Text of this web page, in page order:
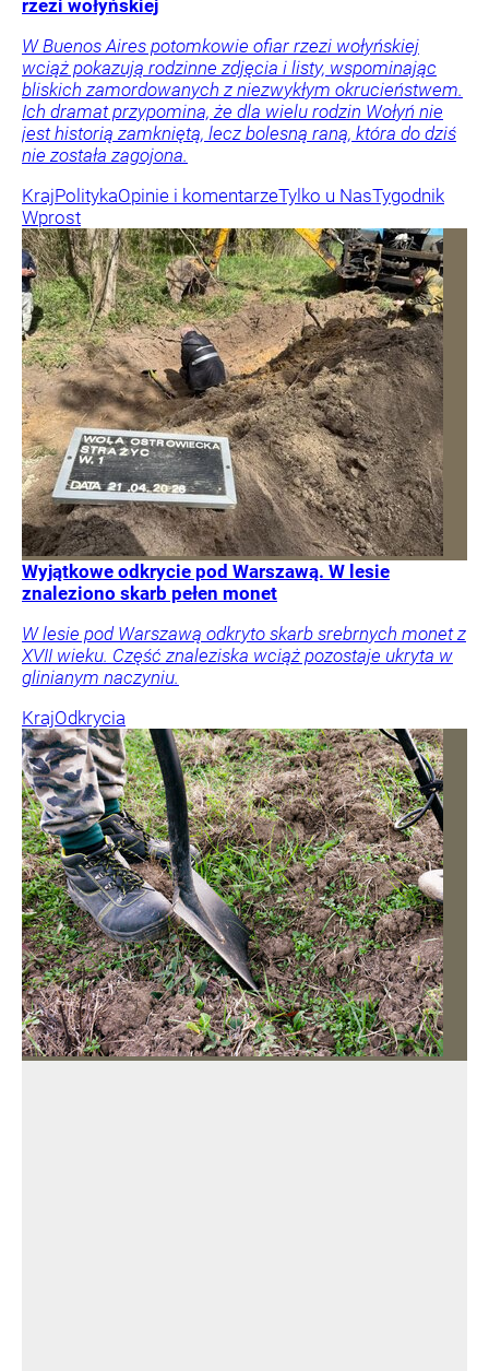
rzezi wołyńskiej
W Buenos Aires potomkowie ofiar rzezi wołyńskiej
wciąż pokazują rodzinne zdjęcia i listy, wspominając
bliskich zamordowanych z niezwykłym okrucieństwem.
Ich dramat przypomina, że dla wielu rodzin Wołyń nie
jest historią zamkniętą, lecz bolesną raną, która do dziś
nie została zagojona.
KrajPolitykaOpinie i komentarzeTylko u NasTygodnik
Wprost
Wyjątkowe odkrycie pod Warszawą. W lesie
znaleziono skarb pełen monet
W lesie pod Warszawą odkryto skarb srebrnych monet z
XVII wieku. Część znaleziska wciąż pozostaje ukryta w
glinianym naczyniu.
KrajOdkrycia